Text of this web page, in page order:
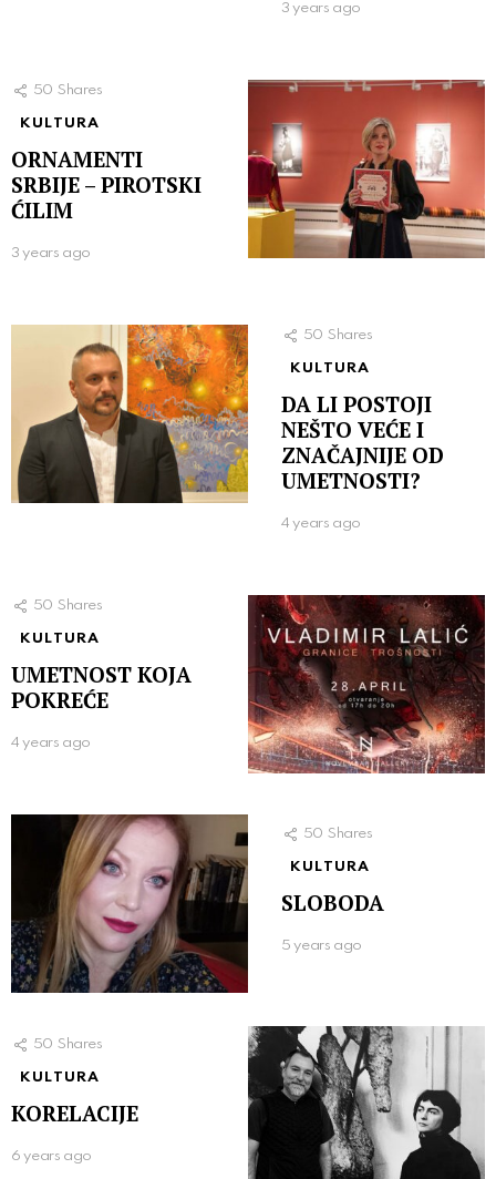
3 years ago
50 Shares
KULTURA
ORNAMENTI
SRBIJE – PIROTSKI
ĆILIM
3 years ago
50 Shares
KULTURA
DA LI POSTOJI
NEŠTO VEĆE I
ZNAČAJNIJE OD
UMETNOSTI?
4 years ago
50 Shares
KULTURA
UMETNOST KOJA
POKREĆE
4 years ago
50 Shares
KULTURA
SLOBODA
5 years ago
50 Shares
KULTURA
KORELACIJE
6 years ago